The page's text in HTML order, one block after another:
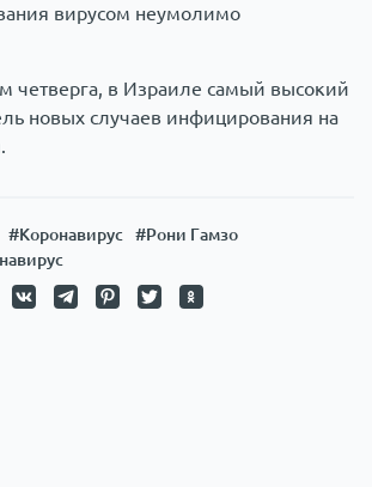
вирусом неумолимо
четверга, в Израиле самый высокий
новых случаев инфицирования на
#Коронавирус
#Рони Гамзо